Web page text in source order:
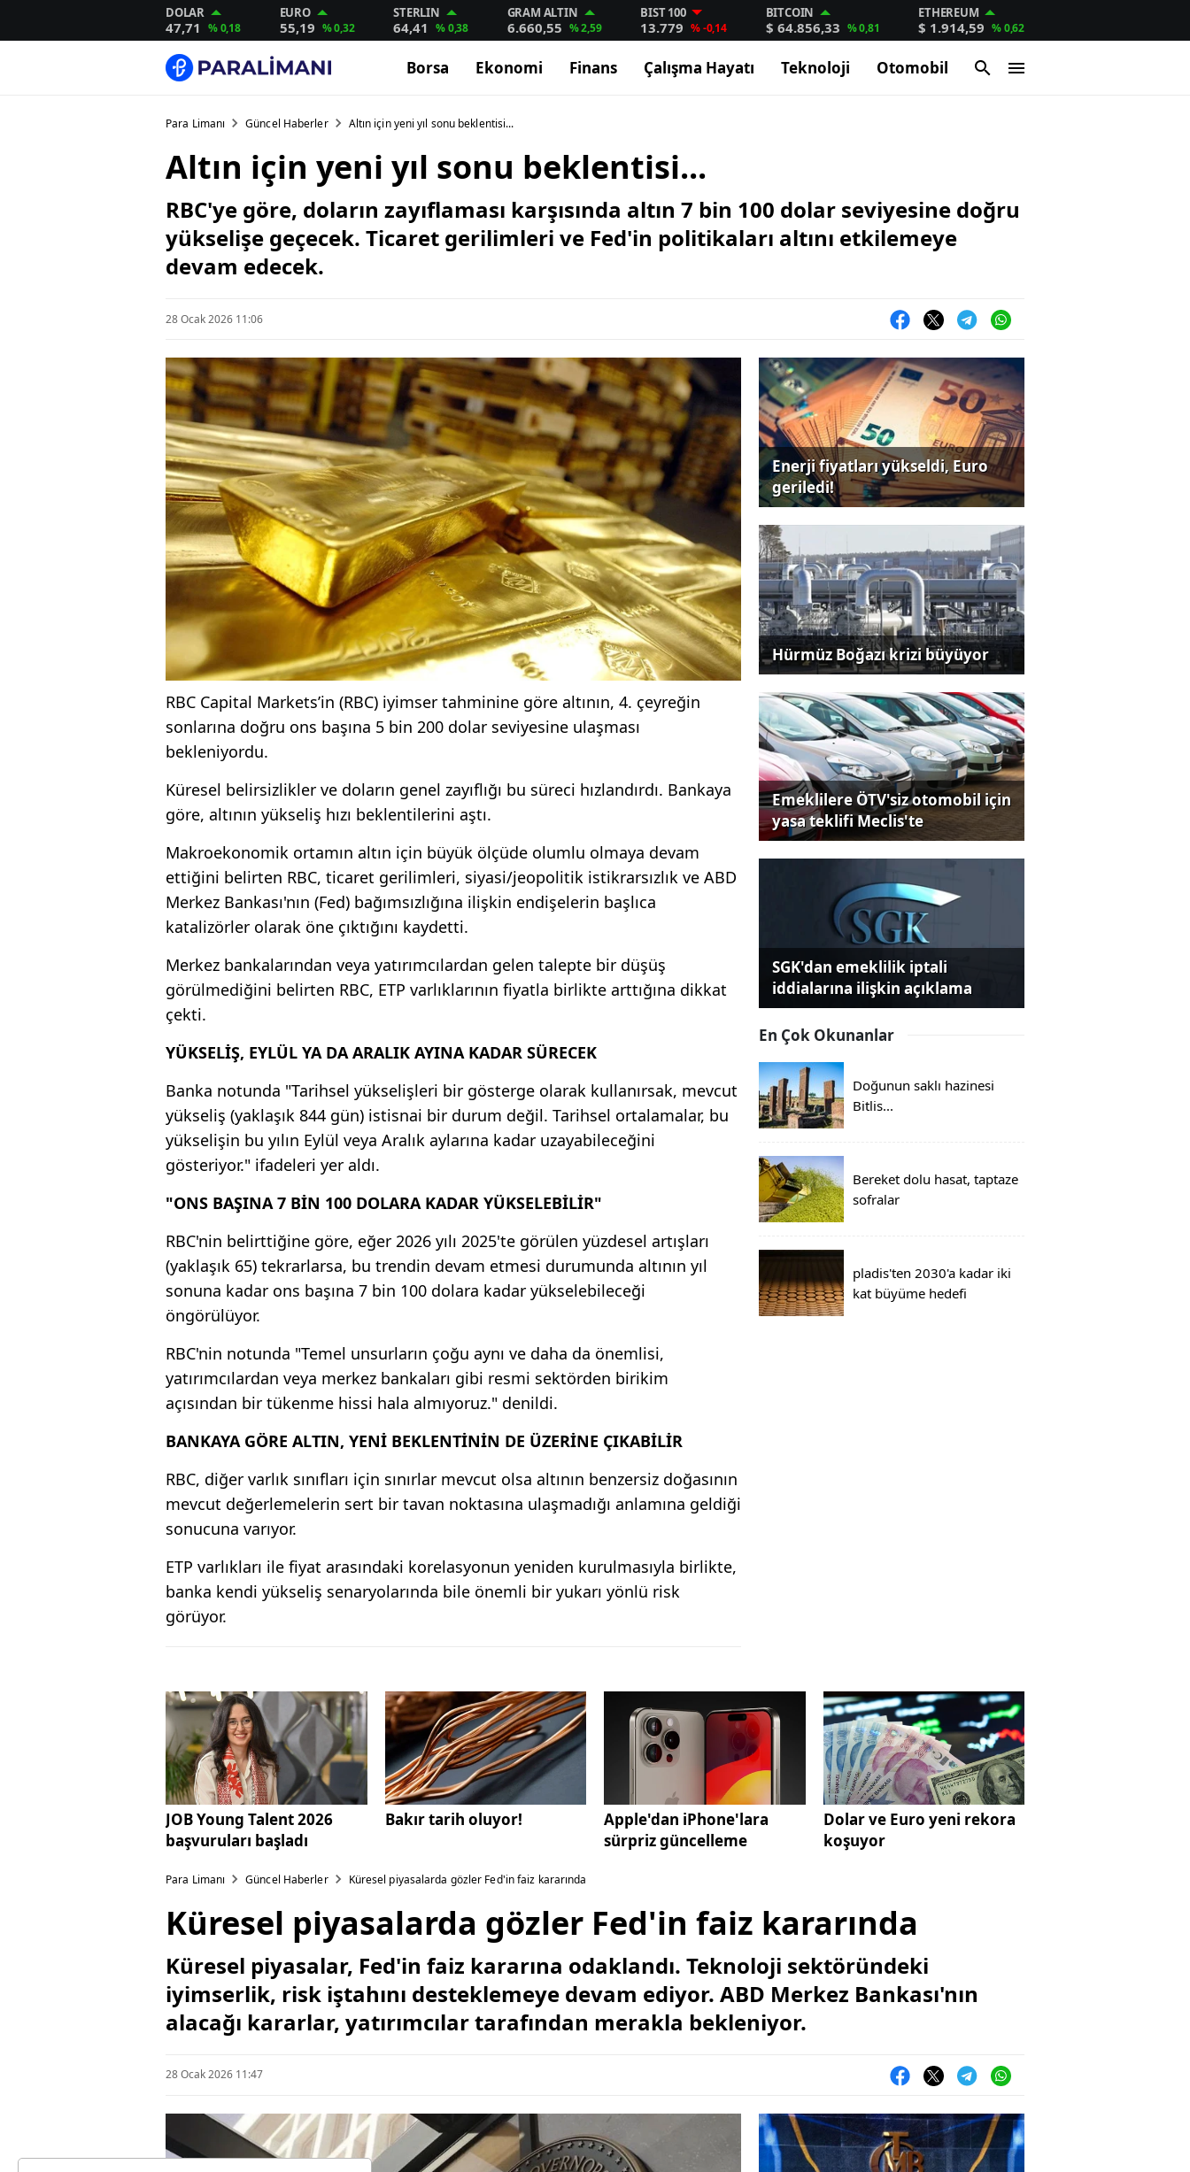
DOLAR
47,71 % 0,18
EURO
55,19 % 0,32
STERLIN
64,41 % 0,38
GRAM ALTIN
6.660,55 % 2,59
BIST 100
13.779 % -0,14
BITCOIN
$ 64.856,33 % 0,81
ETHEREUM
$ 1.914,59 % 0,62
Borsa Ekonomi Finans Çalışma Hayatı Teknoloji Otomobil
Para Limanı Güncel Haberler Altın için yeni yıl sonu beklentisi...
Altın için yeni yıl sonu beklentisi...
RBC'ye göre, doların zayıflaması karşısında altın 7 bin 100 dolar seviyesine doğru
yükselişe geçecek. Ticaret gerilimleri ve Fed'in politikaları altını etkilemeye
devam edecek.
28 Ocak 2026 11:06
RBC Capital Markets’in (RBC) iyimser tahminine göre altının, 4. çeyreğin
sonlarına doğru ons başına 5 bin 200 dolar seviyesine ulaşması
bekleniyordu.
Küresel belirsizlikler ve doların genel zayıflığı bu süreci hızlandırdı. Bankaya
göre, altının yükseliş hızı beklentilerini aştı.
Makroekonomik ortamın altın için büyük ölçüde olumlu olmaya devam
ettiğini belirten RBC, ticaret gerilimleri, siyasi/jeopolitik istikrarsızlık ve ABD
Merkez Bankası'nın (Fed) bağımsızlığına ilişkin endişelerin başlıca
katalizörler olarak öne çıktığını kaydetti.
Merkez bankalarından veya yatırımcılardan gelen talepte bir düşüş
görülmediğini belirten RBC, ETP varlıklarının fiyatla birlikte arttığına dikkat
çekti.
YÜKSELİŞ, EYLÜL YA DA ARALIK AYINA KADAR SÜRECEK
Banka notunda "Tarihsel yükselişleri bir gösterge olarak kullanırsak, mevcut
yükseliş (yaklaşık 844 gün) istisnai bir durum değil. Tarihsel ortalamalar, bu
yükselişin bu yılın Eylül veya Aralık aylarına kadar uzayabileceğini
gösteriyor." ifadeleri yer aldı.
"ONS BAŞINA 7 BİN 100 DOLARA KADAR YÜKSELEBİLİR"
RBC'nin belirttiğine göre, eğer 2026 yılı 2025'te görülen yüzdesel artışları
(yaklaşık 65) tekrarlarsa, bu trendin devam etmesi durumunda altının yıl
sonuna kadar ons başına 7 bin 100 dolara kadar yükselebileceği
öngörülüyor.
RBC'nin notunda "Temel unsurların çoğu aynı ve daha da önemlisi,
yatırımcılardan veya merkez bankaları gibi resmi sektörden birikim
açısından bir tükenme hissi hala almıyoruz." denildi.
BANKAYA GÖRE ALTIN, YENİ BEKLENTİNİN DE ÜZERİNE ÇIKABİLİR
RBC, diğer varlık sınıfları için sınırlar mevcut olsa altının benzersiz doğasının
mevcut değerlemelerin sert bir tavan noktasına ulaşmadığı anlamına geldiği
sonucuna varıyor.
ETP varlıkları ile fiyat arasındaki korelasyonun yeniden kurulmasıyla birlikte,
banka kendi yükseliş senaryolarında bile önemli bir yukarı yönlü risk
görüyor.
Enerji fiyatları yükseldi, Euro
geriledi!
Hürmüz Boğazı krizi büyüyor
Emeklilere ÖTV'siz otomobil için
yasa teklifi Meclis'te
SGK'dan emeklilik iptali
iddialarına ilişkin açıklama
En Çok Okunanlar
Doğunun saklı hazinesi
Bitlis...
Bereket dolu hasat, taptaze
sofralar
pladis'ten 2030'a kadar iki
kat büyüme hedefi
JOB Young Talent 2026
başvuruları başladı
Bakır tarih oluyor!
Apple'dan iPhone'lara
sürpriz güncelleme
Dolar ve Euro yeni rekora
koşuyor
Para Limanı Güncel Haberler Küresel piyasalarda gözler Fed'in faiz kararında
Küresel piyasalarda gözler Fed'in faiz kararında
Küresel piyasalar, Fed'in faiz kararına odaklandı. Teknoloji sektöründeki
iyimserlik, risk iştahını desteklemeye devam ediyor. ABD Merkez Bankası'nın
alacağı kararlar, yatırımcılar tarafından merakla bekleniyor.
28 Ocak 2026 11:47